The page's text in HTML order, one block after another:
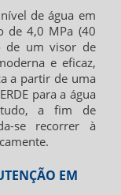
de água em
de 4,0 MPa (40
de um visor de
e eficaz,
a partir de uma
para a água
a fim de
se recorrer à
EM